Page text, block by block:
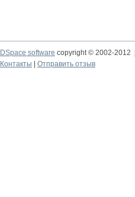
DSpace software copyright © 2002-2012
Контакты
Отправить отзыв